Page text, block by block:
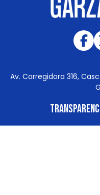
Av. Corregidora 316,